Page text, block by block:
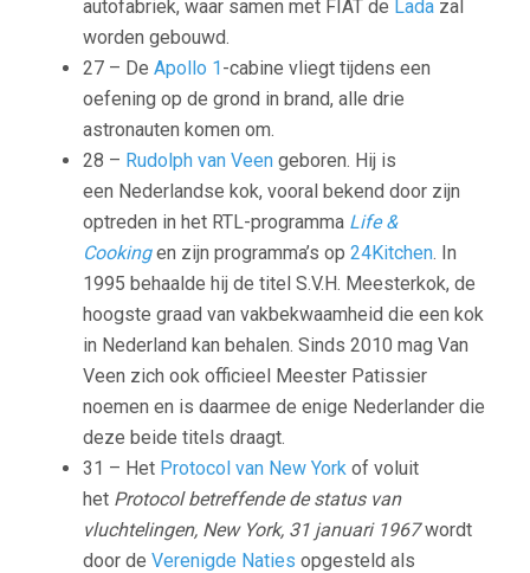
autofabriek, waar samen met FIAT de Lada zal
worden gebouwd.
27 – De Apollo 1-cabine vliegt tijdens een
oefening op de grond in brand, alle drie
astronauten komen om.
28 – Rudolph van Veen geboren. Hij is
een Nederlandse kok, vooral bekend door zijn
optreden in het RTL-programma Life &
Cookingen zijn programma’s op 24Kitchen. In
1995 behaalde hij de titel S.V.H. Meesterkok, de
hoogste graad van vakbekwaamheid die een kok
in Nederland kan behalen. Sinds 2010 mag Van
Veen zich ook officieel Meester Patissier
noemen en is daarmee de enige Nederlander die
deze beide titels draagt.
31 – Het Protocol van New York of voluit
het Protocol betreffende de status van
vluchtelingen, New York, 31 januari 1967wordt
door de Verenigde Naties opgesteld als